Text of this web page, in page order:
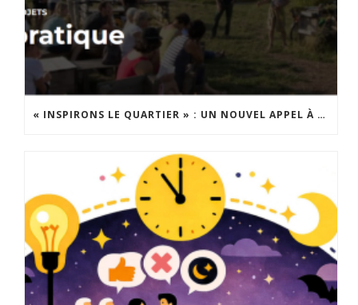
« INSPIRONS LE QUARTIER » : UN NOUVEL APPEL À PROJETS EST LANCÉ !